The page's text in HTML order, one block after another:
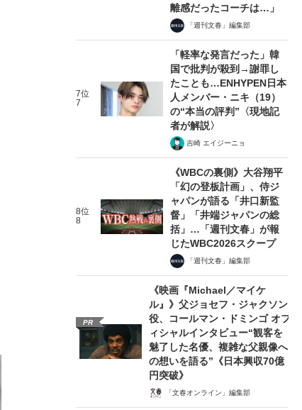
離感だったコーチは…」
「週刊文春」編集部
7位
7
「軽率な発言だった」韓
国で批判が殺到→謝罪し
たことも…ENHYPEN日本
人メンバー・ニキ（19）
の“本当の評判”〈現地記
者が解説〉
吉崎 エイジーニョ
8位
8
《WBCの裏側》大谷翔平
「幻の登板計画」、侍ジ
ャパンが語る「井口新監
督」「井端ジャパンの総
括」…「週刊文春」が報
じたWBC2026スクープ
「週刊文春」編集部
PR
《映画『Michael／マイケ
ル』》父ジョセフ・ジャクソン
役、コールマン・ドミンゴ オフ
ィシャルインタビュー“観客を
魅了した名優、複雑な父親像へ
の想いを語る”《日本興収70億
円突破》
「文春オンライン」編集部